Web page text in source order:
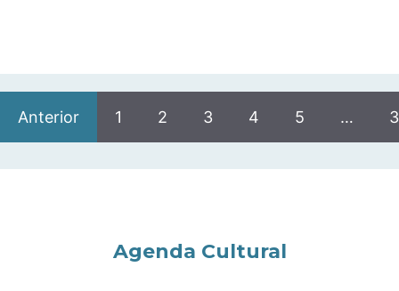
Anterior 1 2 3 4 5 …
Agenda Cultural